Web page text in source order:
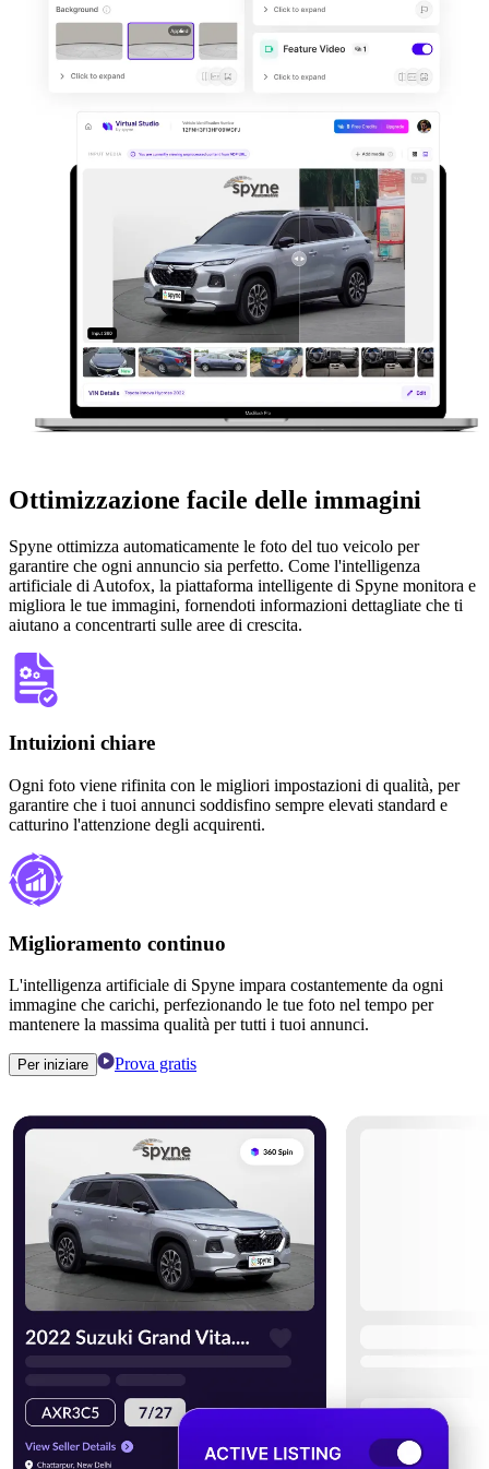
Ottimizzazione facile delle immagini
Spyne ottimizza automaticamente le foto del tuo veicolo per
garantire che ogni annuncio sia perfetto. Come l'intelligenza
artificiale di Autofox, la piattaforma intelligente di Spyne monitora e
migliora le tue immagini, fornendoti informazioni dettagliate che ti
aiutano a concentrarti sulle aree di crescita.
Intuizioni chiare
Ogni foto viene rifinita con le migliori impostazioni di qualità, per
garantire che i tuoi annunci soddisfino sempre elevati standard e
catturino l'attenzione degli acquirenti.
Miglioramento continuo
L'intelligenza artificiale di Spyne impara costantemente da ogni
immagine che carichi, perfezionando le tue foto nel tempo per
mantenere la massima qualità per tutti i tuoi annunci.
Per iniziare Prova gratis